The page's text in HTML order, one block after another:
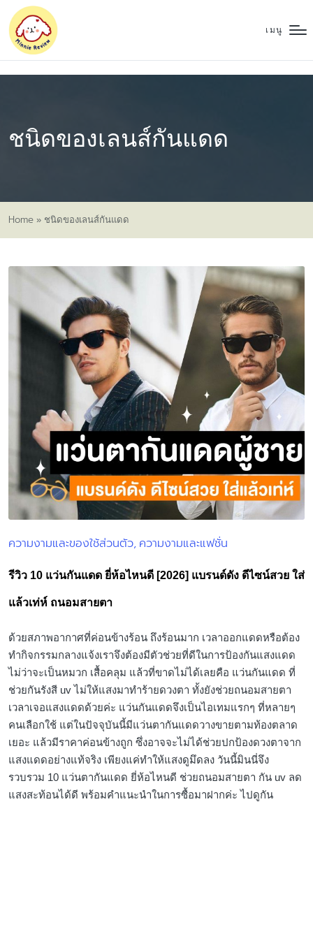
เมนู
ชนิดของเลนส์กันแดด
Home » ชนิดของเลนส์กันแดด
Posted
ความงามและของใช้ส่วนตัว ความงามและแฟชั่น
รีวิว 10 แว่นกันแดด ยี่ห้อไหนดี [2026] แบรนด์ดัง ดีไซน์สวย ใส่
แล้วเท่ห์ ถนอมสายตา
ด้วยสภาพอากาศที่ค่อนข้างร้อน ถึงร้อนมาก เวลาออกแดดหรือต้อง
ทำกิจกรรมกลางแจ้งเราจึงต้องมีตัวช่วยที่ดีในการป้องกันแสงแดด
ไม่ว่าจะเป็นหมวก เสื้อคลุม แล้วที่ขาดไม่ได้เลยคือ แว่นกันแดด ที่
ช่วยกันรังสี uv ไม่ให้แสงมาทำร้ายดวงตา ทั้งยังช่วยถนอมสายตา
เวลาเจอแสงแดดด้วยค่ะ แว่นกันแดดจึงเป็นไอเทมแรกๆ ที่หลายๆ
คนเลือกใช้ แต่ในปัจจุบันนี้มีแว่นตากันแดดวางขายตามท้องตลาด
เยอะ แล้วมีราคาค่อนข้างถูก ซึ่งอาจจะไม่ได้ช่วยปกป้องดวงตาจาก
แสงแดดอย่างแท้จริง เพียงแค่ทำให้แสงดูมึดลง วันนี้มินนี่จึง
รวบรวม 10 แว่นตากันแดด ยี่ห้อไหนดี ช่วยถนอมสายตา กัน uv ลด
แสงสะท้อนได้ดี พร้อมคำแนะนำในการซื้อมาฝากค่ะ ไปดูกัน